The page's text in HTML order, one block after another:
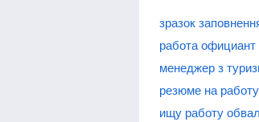
зразок
работа официант
менеджер з
резюме на
ищу работу